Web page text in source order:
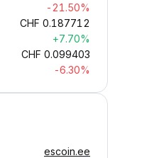
-21.50%
CHF 0.187712
+7.70%
CHF 0.099403
-6.30%
escoin.ee